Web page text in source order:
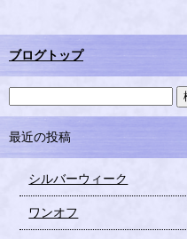
ブログトップ
最近の投稿
シルバーウィーク
ワンオフ